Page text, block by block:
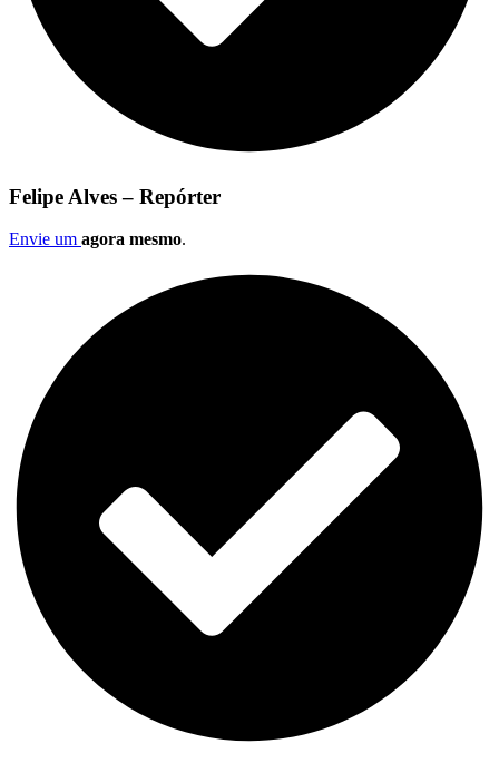
Felipe Alves – Repórter
Envie um agora mesmo.